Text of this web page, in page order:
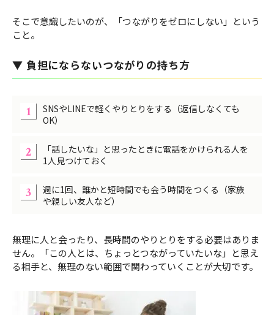
そこで意識したいのが、「つながりをゼロにしない」という
こと。
▼ 負担にならないつながりの持ち方
SNSやLINEで軽くやりとりをする（返信しなくても
OK）
「話したいな」と思ったときに電話をかけられる人を
1人見つけておく
週に1回、誰かと短時間でも会う時間をつくる（家族
や親しい友人など）
無理に人と会ったり、長時間のやりとりをする必要はありま
せん。「この人とは、ちょっとつながっていたいな」と思え
る相手と、無理のない範囲で関わっていくことが大切です。